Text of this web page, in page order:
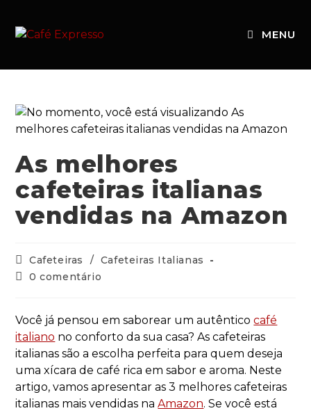
MENU
As melhores
cafeteiras italianas
vendidas na Amazon
Cafeteiras / Cafeteiras Italianas
0 comentário
Você já pensou em saborear um autênticocafé
italiano no conforto da sua casa? As cafeteiras
italianas são a escolha perfeita para quem deseja
uma xícara de café rica em sabor e aroma. Neste
artigo, vamos apresentar as 3 melhores cafeteiras
italianas mais vendidas naAmazon. Se você está